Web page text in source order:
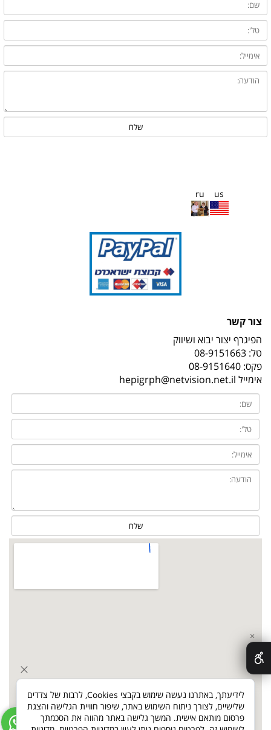
us
ru
צור קשר
הפיגרף יצור יבוא ושיווק
טל: 08-9151663
פקס: 08-9151640
אימייל hepigrph@netvision.net.il
✕
לידיעתך, באתרנו נעשה שימוש בקבצי Cookies, לרבות של צדדים
שלישיים, לצורך ניתוח השימוש באתר, שיפור חוויית הגלישה והצגת
פרסום מותאם אישית. המשך גלישה באתר מהווה את הסכמתך